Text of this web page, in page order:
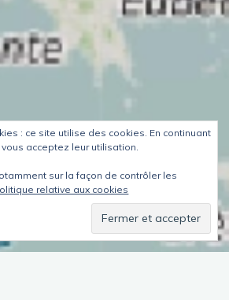
: ce site utilise des cookies. En continuant
acceptez leur utilisation.
sur la façon de contrôler les
relative aux cookies